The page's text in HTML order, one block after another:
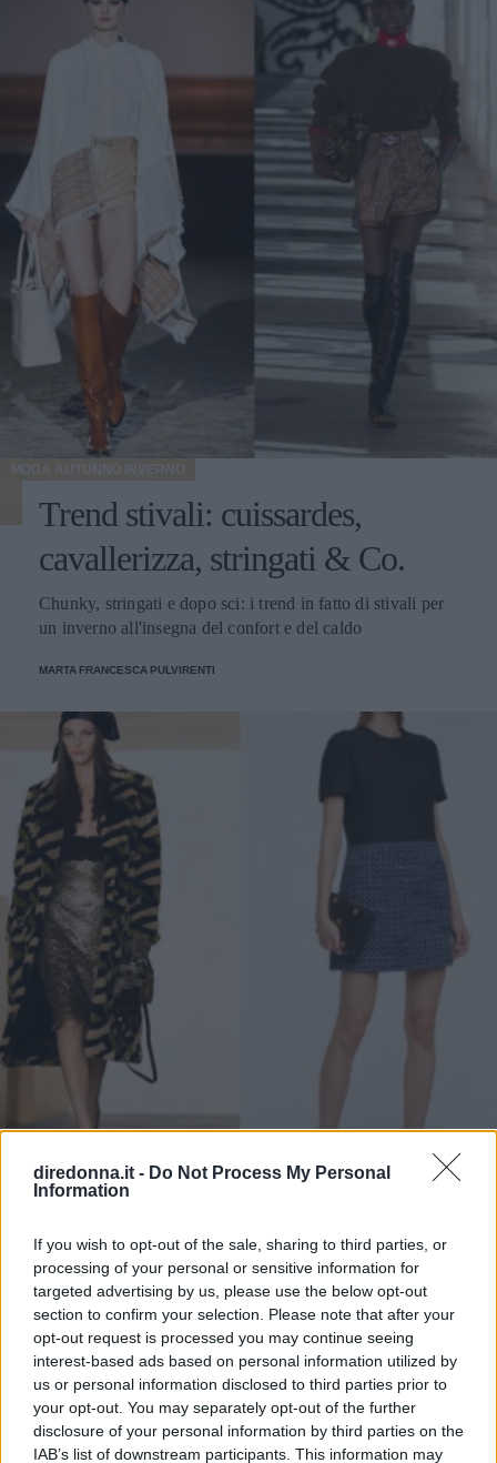
diredonna.it - Do Not Process My Personal
Information
If you wish to opt-out of the sale, sharing to third parties, or
processing of your personal or sensitive information for
targeted advertising by us, please use the below opt-out
section to confirm your selection. Please note that after your
opt-out request is processed you may continue seeing
interest-based ads based on personal information utilized by
us or personal information disclosed to third parties prior to
your opt-out. You may separately opt-out of the further
disclosure of your personal information by third parties on the
IAB’s list of downstream participants. This information may
MODA AUTUNNO INVERNO
Trend stivali: cuissardes,
cavallerizza, stringati & Co.
Chunky, stringati e dopo sci: i trend in fatto di stivali per
un inverno all'insegna del confort e del caldo
MARTA FRANCESCA PULVIRENTI
Mocassini Inverno 2022 in
vernice, bicolori e animalier
Suole chunky, colori e un finish lucido sono i tratti
distintivi dei mocassini per l'inverno
MARTA FRANCESCA PULVIRENTI